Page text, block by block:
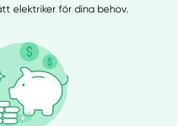
elektriker för dina behov.